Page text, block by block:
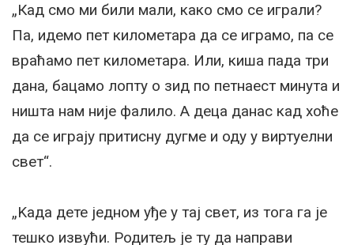
„Кад смо ми били мали, како смо се играли?
Па, идемо пет километара да се играмо, па се
враћамо пет километара. Или, киша пада три
дана, бацамо лопту о зид по петнаест минута и
ништа нам није фалило. А деца данас кад хоће
да се играју притисну дугме и оду у виртуелни
свет“.
„Kада дете једном уђе у тај свет, из тога га је
тешко извући. Родитељ је ту да направи